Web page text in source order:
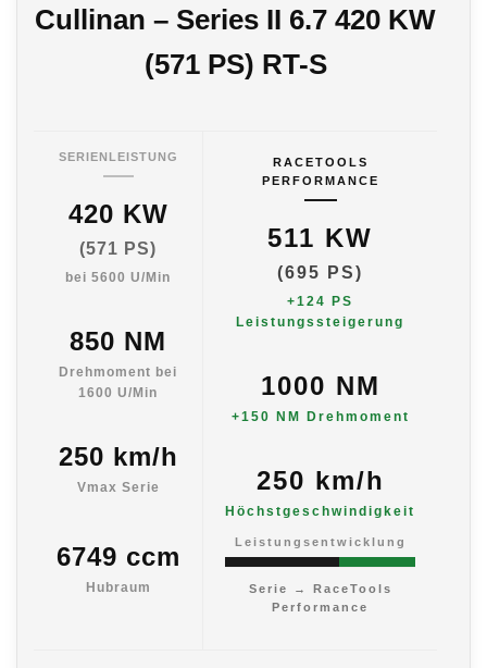
Cullinan – Series II 6.7 420 KW
(571 PS) RT-S
SERIENLEISTUNG
420 KW
(571 PS)
bei 5600 U/Min
850 NM
Drehmoment bei
1600 U/Min
250 km/h
Vmax Serie
6749 ccm
Hubraum
RACETOOLS
PERFORMANCE
511 KW
(695 PS)
+124 PS
Leistungssteigerung
1000 NM
+150 NM Drehmoment
250 km/h
Höchstgeschwindigkeit
Leistungsentwicklung
Serie → RaceTools
Performance